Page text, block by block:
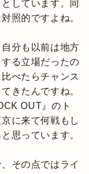
しています。同
照的ですよね。
分も以前は地方
る立場だったの
べたらチャンス
きたんですね。
OUT』のト
に来て何戦もし
思っています。
その点ではライ